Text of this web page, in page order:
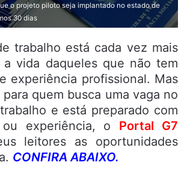
o projeto piloto seja implantado no estado de
30 dias
trabalho está cada vez mais
a vida daqueles que não tem
experiência profissional. Mas
quem busca uma vaga no
e está preparado com
ou experiência, o Portal G7
leitores as oportunidades
CONFIRA ABAIXO.